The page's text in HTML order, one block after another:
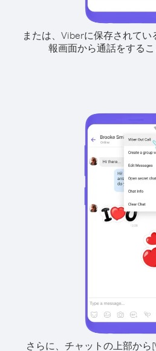
または、Viberに保存されて
報画面から通話をするこ
さらに、チャットの上部から